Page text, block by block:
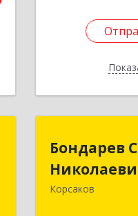
Бондарев
Корсаков